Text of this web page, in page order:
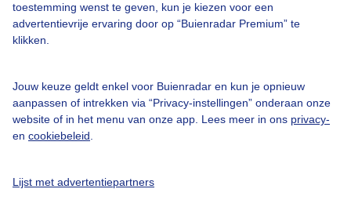
toestemming wenst te geven, kun je kiezen voor een
advertentievrije ervaring door op “Buienradar Premium” te
klikken.
Jouw keuze geldt enkel voor Buienradar en kun je opnieuw
aanpassen of intrekken via “Privacy-instellingen” onderaan onze
website of in het menu van onze app. Lees meer in ons privacy-
en cookiebeleid
Lijst met advertentiepartners
Adverteren
Buienradar Team
Cookie beleid
Privacy instellingen
@BuienradarNL